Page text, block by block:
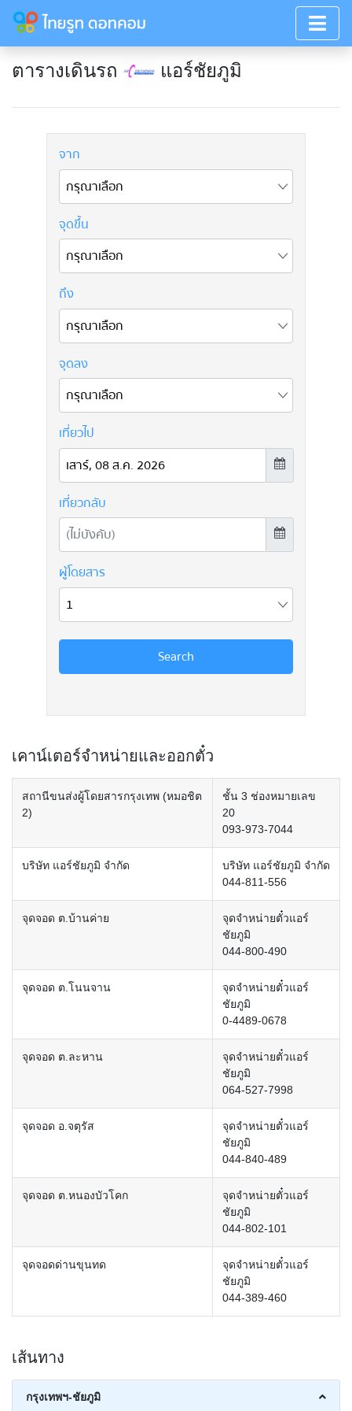
ตารางเดินรถ แอร์ชัยภูมิ
เคาน์เตอร์จำหน่ายและออกตั๋ว
สถานีขนส่งผู้โดยสารกรุงเทพ (หมอชิต
2)
ชั้น 3 ช่องหมายเลข
20
093-973-7044
บริษัท แอร์ชัยภูมิ จำกัด
บริษัท แอร์ชัยภูมิ จำกัด
044-811-556
จุดจอด ต.บ้านค่าย
จุดจำหน่ายตั๋วแอร์
ชัยภูมิ
044-800-490
จุดจอด ต.โนนจาน
จุดจำหน่ายตั๋วแอร์
ชัยภูมิ
0-4489-0678
จุดจอด ต.ละหาน
จุดจำหน่ายตั๋วแอร์
ชัยภูมิ
064-527-7998
จุดจอด อ.จตุรัส
จุดจำหน่ายตั๋วแอร์
ชัยภูมิ
044-840-489
จุดจอด ต.หนองบัวโคก
จุดจำหน่ายตั๋วแอร์
ชัยภูมิ
044-802-101
จุดจอดด่านขุนทด
จุดจำหน่ายตั๋วแอร์
ชัยภูมิ
044-389-460
เส้นทาง
กรุงเทพฯ-ชัยภูมิ